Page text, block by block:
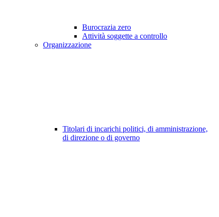
Burocrazia zero
Attività soggette a controllo
Organizzazione
Titolari di incarichi politici, di amministrazione,
di direzione o di governo